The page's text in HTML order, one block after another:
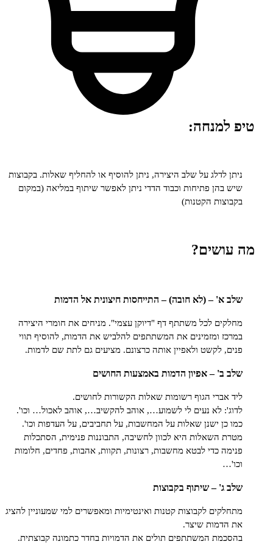
לדלג על שלב היצירה, ניתן להוסיף או להחליף שאלות. בקבוצות
פתיחות וכבוד הדדי ניתן לאפשר שיתוף במליאה (במקום
הקטנות)
א' – (לא חובה) – התייחסות חיצונית אל הדמות
לכל משתתף דף "דיוקן עצמי". מניחים את חומרי היצירה
ומזמינים את המשתתפים להלביש את הדמות, להוסיף תווי
לקשט ולאפיין אותה כרצונם. מציעים גם לתת שם לדמות.
ב' – אפיון הדמות באמצעות החושים
אברי הגוף רשומות שאלות הקשורות לחושים.
לא נעים לי לשמוע…, אוהב להקשיב…, אוהב לאכול… וכו'.
כן ישנן שאלות על המחשבות, על תחביבים, על העדפות וכו'.
השאלות היא לכוון לחשיבה, התבוננות פנימית, הסתכלות
כדי לבטא מחשבות, רצונות, תקוות, אהבות, פחדים, חלומות
ג' – שיתוף בקבוצות
לקבוצות קטנות ואינטימיות ומאפשרים למי שמעוניין להציג
שיצר.
המשתתפים תולים את הדמויות בחדר כתמונה קבוצתית.